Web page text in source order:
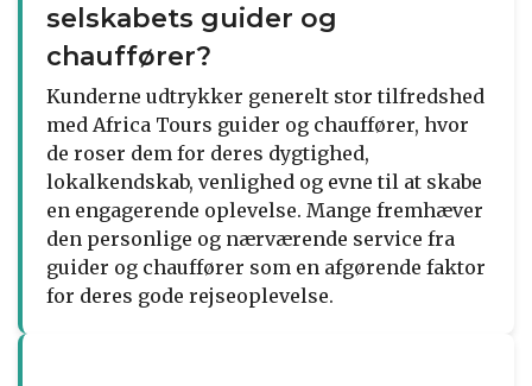
selskabets guider og
chauffører?
Kunderne udtrykker generelt stor tilfredshed
med Africa Tours guider og chauffører, hvor
de roser dem for deres dygtighed,
lokalkendskab, venlighed og evne til at skabe
en engagerende oplevelse. Mange fremhæver
den personlige og nærværende service fra
guider og chauffører som en afgørende faktor
for deres gode rejseoplevelse.